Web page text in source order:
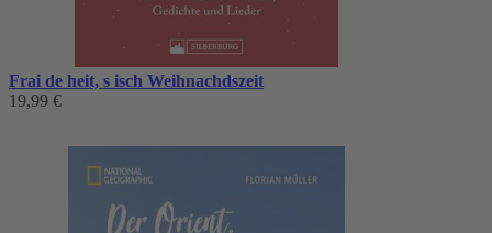
Frai de heit, s isch Weihnachdszeit
19,99 €